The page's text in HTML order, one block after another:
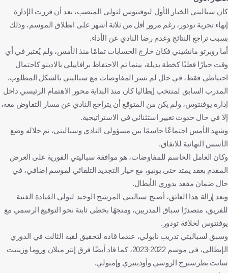
كان سباليتي الخيار الأول ليوفنتوس لتولي المنصب، بعد أن قررت الإدارة
إنهاء تجربة تودور، رغم مرور أقل من ثلاثة أشهر على انطلاق الموسم، وذلك
بسبب تراجع النتائج وعدم رضا النادي عن الأداء.
أما روبرتو مانشيني فكان خارج الحسابات تمامًا منذ الأمس، ولم يُعتبر في أي
وقت خيارًا فعليًا كخطة بديلة، بينما تم الاحتفاظ برافاييلي بالادينو كاحتمال
احتياطي فقط، في حال لم تسر المفاوضات مع سباليتي بالشكل المطلوب.
المدرب السابق لمنتخب إيطاليا كان منذ البداية محور الاهتمام الرئيسي داخل
إدارة يوفنتوس، ولم يكن من المتوقع أن يتراجع النادي عن مسار التفاوض معه،
إلا في حال حدوث تغيير استثنائي في الاستراتيجية.
وشهد الأمس اجتماعًا حاسمًا بين مسؤولي النادي وسباليتي، تم خلاله وضع
الأسس النهائية للاتفاق.
وكان العامل الحاسم للمفاوضات، هو موافقة سباليتي الفورية على العرض
المقدم بعقد يمتد حتى يونيو، مع خيار التجديد التلقائي لموسم إضافي، في
حال ضمان مقعد بدوري الأبطال.
وبعد إزالة هذا العائق، أصبح سباليتي المرشح الوحيد لتولي القيادة الفنية
للفريق، متصدرًا سباق المدربين، ومتجهًا بخطى ثابتة نحو التوقيع الرسمي مع
يوفنتوس لخلافة تودور.
وسبق لسباليتي تدريب نابولي، عندما قاده لتحقيق لقبه الثالث في الدوري
الإيطالي، في موسم 2022-2023، كما قاد أيضًا فرق إنتر ميلان وروما وزينيت
سانت بطرسبرج الروسي وأودينيزي وإمبولي.